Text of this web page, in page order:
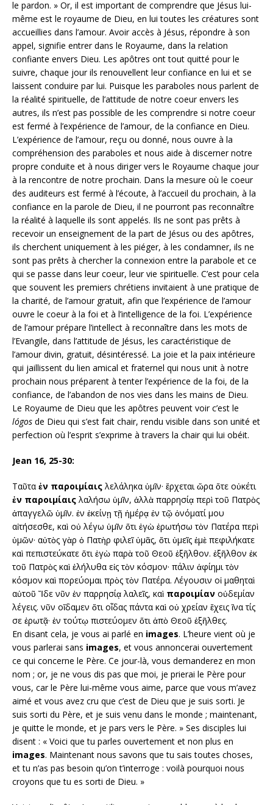
le pardon. » Or, il est important de comprendre que Jésus lui-
même est le royaume de Dieu, en lui toutes les créatures sont
accueillies dans l’amour. Avoir accès à Jésus, répondre à son
appel, signifie entrer dans le Royaume, dans la relation
confiante envers Dieu. Les apôtres ont tout quitté pour le
suivre, chaque jour ils renouvellent leur confiance en lui et se
laissent conduire par lui. Puisque les paraboles nous parlent de
la réalité spirituelle, de l’attitude de notre coeur envers les
autres, ils n’est pas possible de les comprendre si notre coeur
est fermé à l’expérience de l’amour, de la confiance en Dieu.
L’expérience de l’amour, reçu ou donné, nous ouvre à la
compréhension des paraboles et nous aide à discerner notre
propre conduite et à nous diriger vers le Royaume chaque jour
à la rencontre de notre prochain. Dans la mesure où le coeur
des auditeurs est fermé à l’écoute, à l’accueil du prochain, à la
confiance en la parole de Dieu, il ne pourront pas reconnaître
la réalité à laquelle ils sont appelés. Ils ne sont pas prêts à
recevoir un enseignement de la part de Jésus ou des apôtres,
ils cherchent uniquement à les piéger, à les condamner, ils ne
sont pas prêts à chercher la connexion entre la parabole et ce
qui se passe dans leur coeur, leur vie spirituelle. C’est pour cela
que souvent les premiers chrétiens invitaient à une pratique de
la charité, de l’amour gratuit, afin que l’expérience de l’amour
ouvre le coeur à la foi et à l’intelligence de la foi. L’expérience
de l’amour prépare l’intellect à reconnaître dans les mots de
l’Evangile, dans l’attitude de Jésus, les caractéristique de
l’amour divin, gratuit, désintéressé. La joie et la paix intérieure
qui jaillissent du lien amical et fraternel qui nous unit à notre
prochain nous préparent à tenter l’expérience de la foi, de la
confiance, de l’abandon de nos vies dans les mains de Dieu.
Le Royaume de Dieu que les apôtres peuvent voir c’est le
lógos de Dieu qui s’est fait chair, rendu visible dans son unité et
perfection où l’esprit s’exprime à travers la chair qui lui obéit.
Jean 16, 25-30:
Ταῦτα ἐν παροιμίαις λελάληκα ὑμῖν· ἔρχεται ὥρα ὅτε οὐκέτι
ἐν παροιμίαις λαλήσω ὑμῖν, ἀλλὰ παρρησίᾳ περὶ τοῦ Πατρὸς
ἀπαγγελῶ ὑμῖν. ἐν ἐκείνῃ τῇ ἡμέρᾳ ἐν τῷ ὀνόματί μου
αἰτήσεσθε, καὶ οὐ λέγω ὑμῖν ὅτι ἐγὼ ἐρωτήσω τὸν Πατέρα περὶ
ὑμῶν· αὐτὸς γὰρ ὁ Πατὴρ φιλεῖ ὑμᾶς, ὅτι ὑμεῖς ἐμὲ πεφιλήκατε
καὶ πεπιστεύκατε ὅτι ἐγὼ παρὰ τοῦ Θεοῦ ἐξῆλθον. ἐξῆλθον ἐκ
τοῦ Πατρὸς καὶ ἐλήλυθα εἰς τὸν κόσμον· πάλιν ἀφίημι τὸν
κόσμον καὶ πορεύομαι πρὸς τὸν Πατέρα. Λέγουσιν οἱ μαθηταὶ
αὐτοῦ Ἴδε νῦν ἐν παρρησίᾳ λαλεῖς, καὶ παροιμίαν οὐδεμίαν
λέγεις. νῦν οἴδαμεν ὅτι οἶδας πάντα καὶ οὐ χρείαν ἔχεις ἵνα τίς
σε ἐρωτᾷ· ἐν τούτῳ πιστεύομεν ὅτι ἀπὸ Θεοῦ ἐξῆλθες.
En disant cela, je vous ai parlé en images. L’heure vient où je
vous parlerai sans images, et vous annoncerai ouvertement
ce qui concerne le Père. Ce jour-là, vous demanderez en mon
nom ; or, je ne vous dis pas que moi, je prierai le Père pour
vous, car le Père lui-même vous aime, parce que vous m’avez
aimé et vous avez cru que c’est de Dieu que je suis sorti. Je
suis sorti du Père, et je suis venu dans le monde ; maintenant,
je quitte le monde, et je pars vers le Père. » Ses disciples lui
disent : « Voici que tu parles ouvertement et non plus en
images. Maintenant nous savons que tu sais toutes choses,
et tu n’as pas besoin qu’on t’interroge : voilà pourquoi nous
croyons que tu es sorti de Dieu. »